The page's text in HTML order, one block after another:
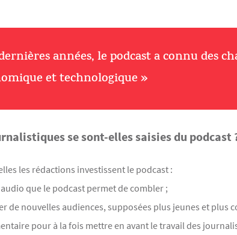
années, le podcast a connu des
et technologique »
se sont-elles saisies du
les rédactions investissent le podcast :
que le podcast permet de combler ;
de nouvelles audiences, supposées plus jeunes et plus
pour à la fois mettre en avant le travail des